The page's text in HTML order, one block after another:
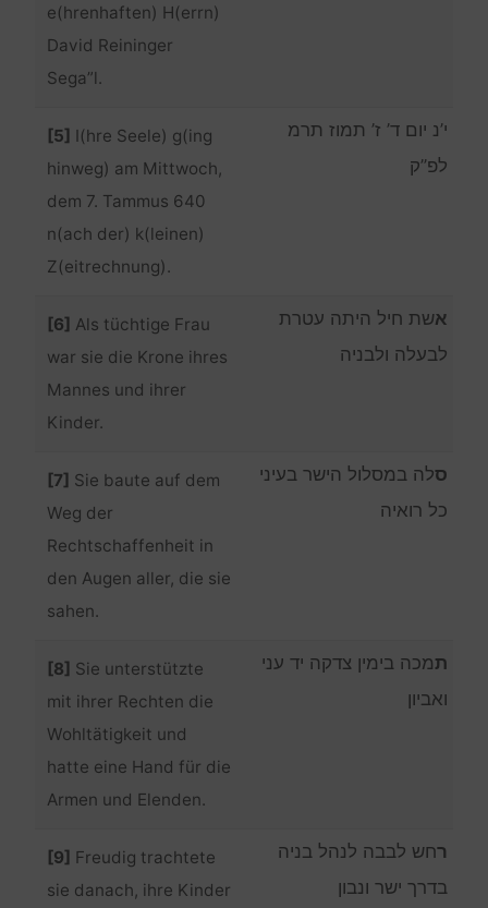
e(hrenhaften) H(errn)
David Reininger
Sega”l.
[5] I(hre Seele) g(ing
hinweg) am Mittwoch,
dem 7. Tammus 640
n(ach der) k(leinen)
Z(eitrechnung).
י’נ יום ד’ ז’ תמוז תרמ
לפ”ק
[6] Als tüchtige Frau
war sie die Krone ihres
Mannes und ihrer
Kinder.
אשת חיל היתה עטרת
לבעלה ולבניה
[7] Sie baute auf dem
Weg der
Rechtschaffenheit in
den Augen aller, die sie
sahen.
סלה במסלול הישר בעיני
כל רואיה
[8] Sie unterstützte
mit ihrer Rechten die
Wohltätigkeit und
hatte eine Hand für die
Armen und Elenden.
תמכה בימין צדקה יד עני
ואביון
[9] Freudig trachtete
sie danach, ihre Kinder
רחש לבבה לנהל בניה
בדרך ישר ונבון